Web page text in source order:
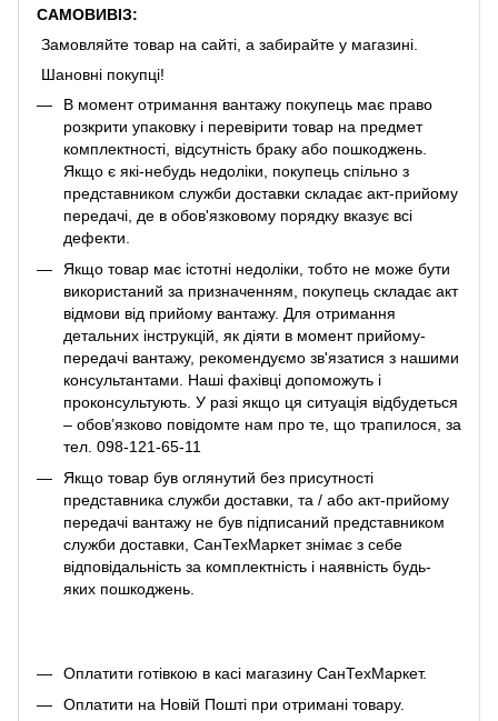
САМОВИВІЗ:
Замовляйте товар на сайті, а забирайте у магазині.
Шановні покупці!
В момент отримання вантажу покупець має право
розкрити упаковку і перевірити товар на предмет
комплектності, відсутність браку або пошкоджень.
Якщо є які-небудь недоліки, покупець спільно з
представником служби доставки складає акт-прийому
передачі, де в обов'язковому порядку вказує всі
дефекти.
Якщо товар має істотні недоліки, тобто не може бути
використаний за призначенням, покупець складає акт
відмови від прийому вантажу. Для отримання
детальних інструкцій, як діяти в момент прийому-
передачі вантажу, рекомендуємо зв'язатися з нашими
консультантами. Наші фахівці допоможуть і
проконсультують. У разі якщо ця ситуація відбудеться
– обов’язково повідомте нам про те, що трапилося, за
тел. 098-121-65-11
Якщо товар був оглянутий без присутності
представника служби доставки, та / або акт-прийому
передачі вантажу не був підписаний представником
служби доставки, СанТехМаркет знімає з себе
відповідальність за комплектність і наявність будь-
яких пошкоджень.
Оплатити готівкою в касі магазину СанТехМаркет.
Оплатити на Новій Пошті при отримані товару.